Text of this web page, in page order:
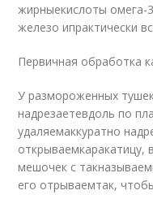
жирныекислоты омега-
железо ипрактически
Первичная обработка
У размороженных
надрезаетевдоль по
удаляемаккуратно
открываемкаракатицу,
мешочек с
его отрываемтак,